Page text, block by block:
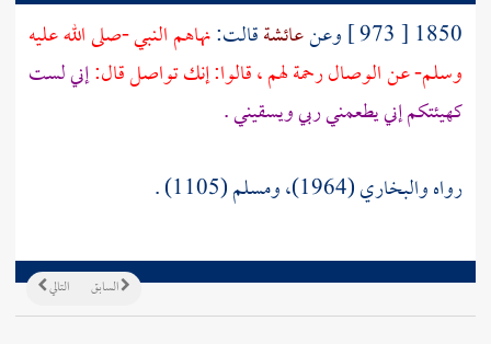
1850 [ 973 ] وعن عائشةقالت:نهاهم النبي -صلى الله عليه
وسلم- عن الوصال رحمة لهم ، قالوا: إنك تواصل قال:إني لست
كهيئتكم إني يطعمني ربي ويسقيني .
رواه والبخاري (1964)، ومسلم (1105) .
التالي السابق